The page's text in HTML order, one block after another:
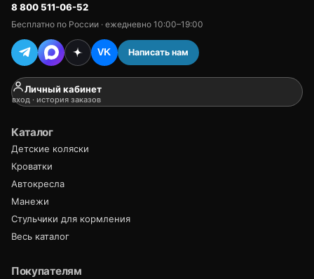
8 800 511-06-52
Бесплатно по России · ежедневно 10:00–19:00
VK Написать нам
Личный кабинет
вход · история заказов
Каталог
Детские коляски
Кроватки
Автокресла
Манежи
Стульчики для кормления
Весь каталог
Покупателям